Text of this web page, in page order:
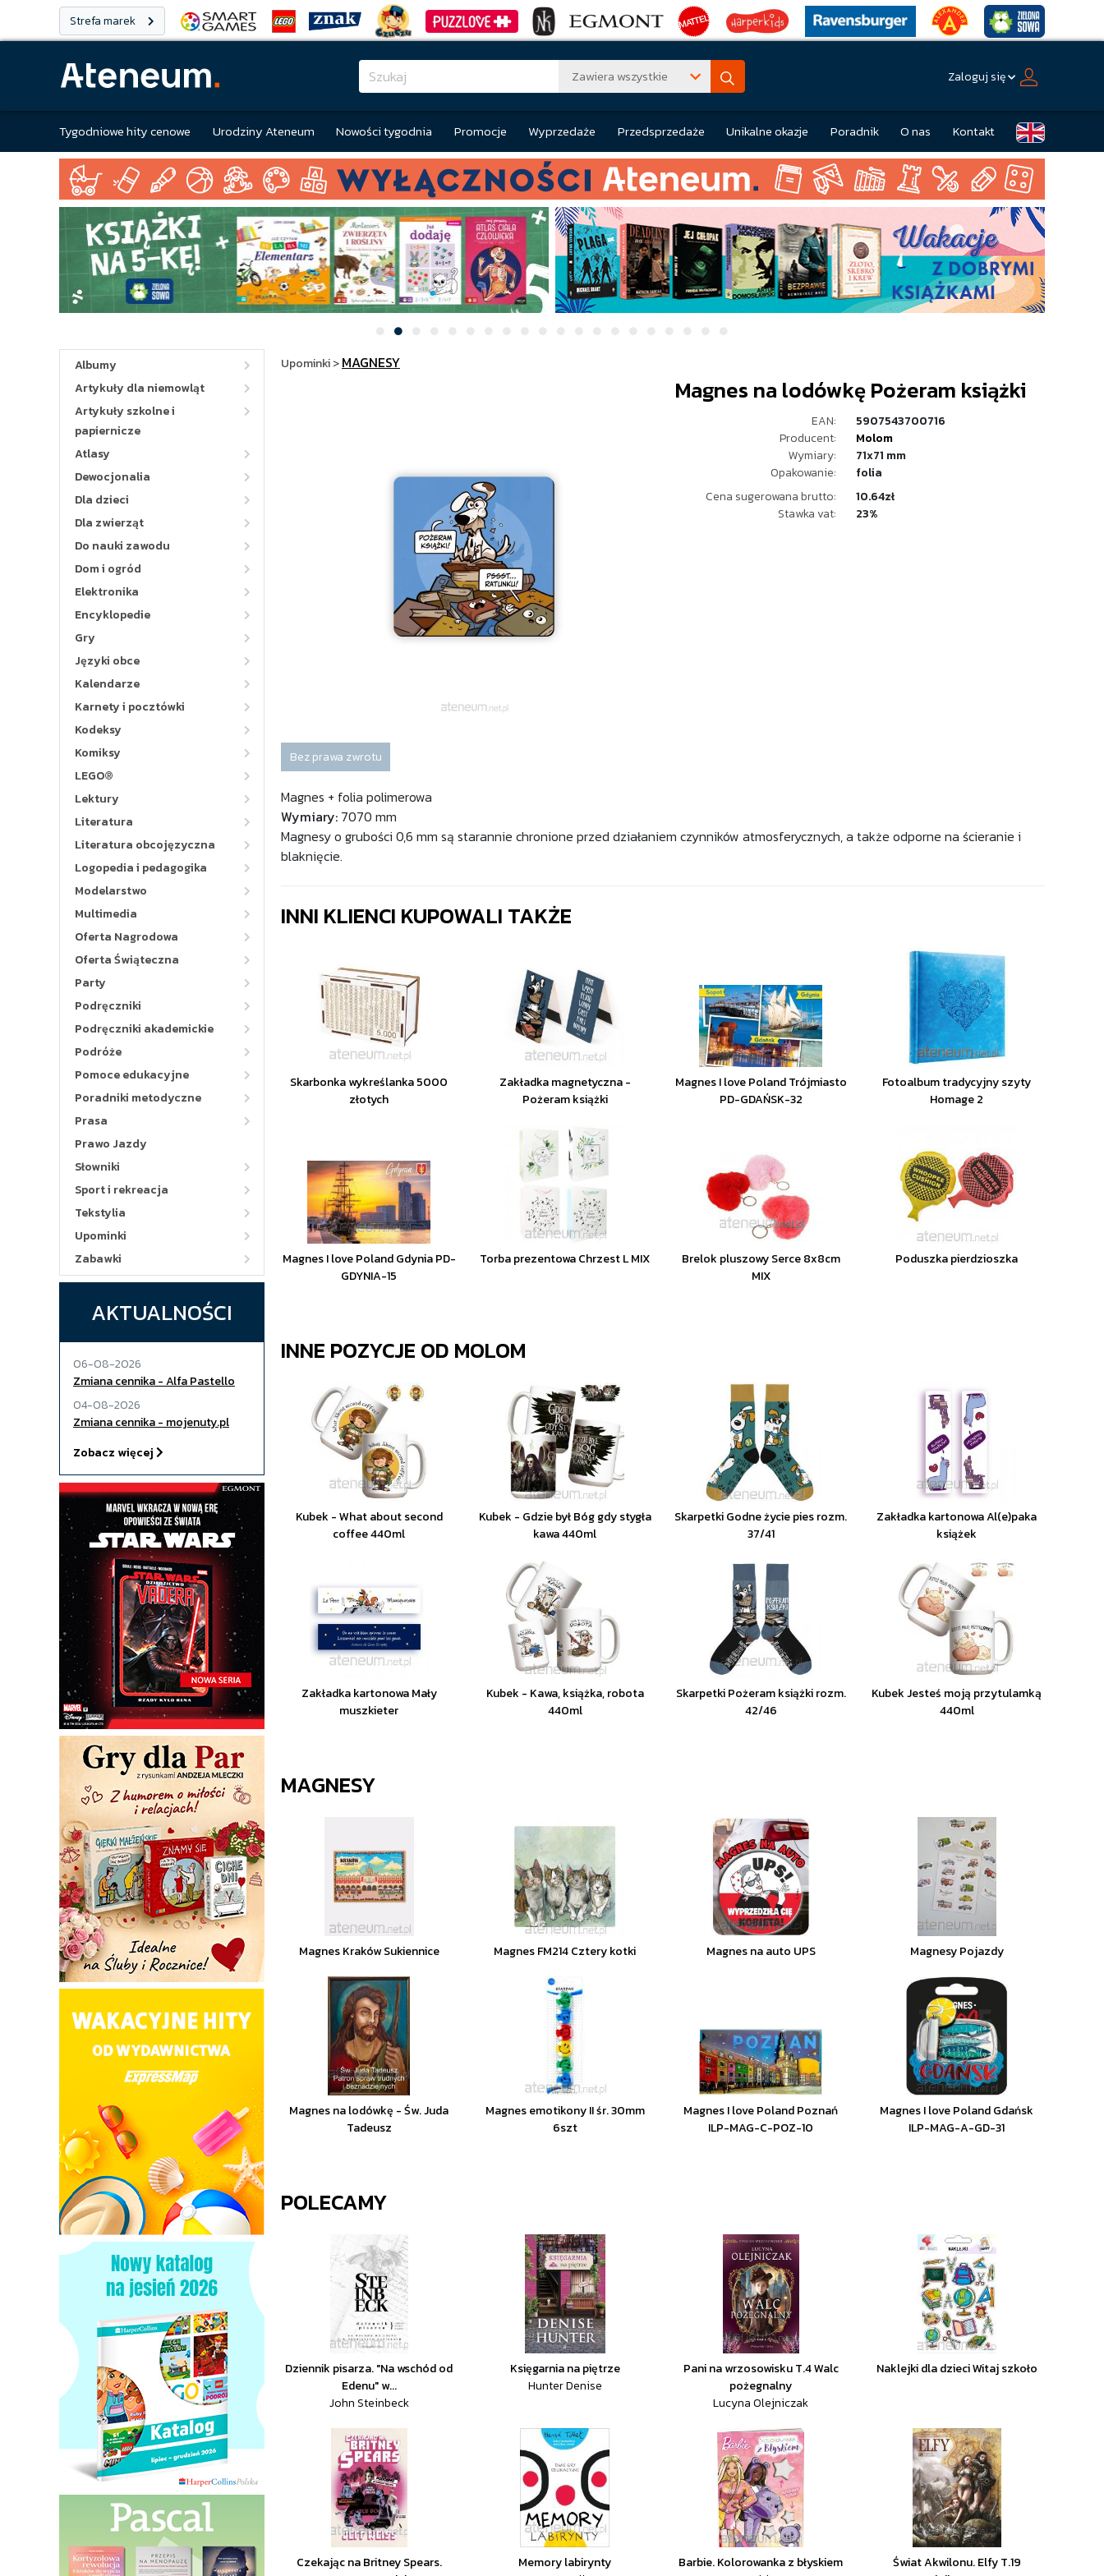
Strefa marek
Zawiera wszystkie Zaloguj się
Tygodniowe hity cenowe Urodziny Ateneum Nowości tygodnia Promocje Wyprzedaże Przedsprzedaże Unikalne okazje Poradnik O nas Kontakt
Albumy
Artykuły dla niemowląt
Artykuły szkolne i
papiernicze
Atlasy
Dewocjonalia
Dla dzieci
Dla zwierząt
Do nauki zawodu
Dom i ogród
Elektronika
Encyklopedie
Gry
Języki obce
Kalendarze
Karnety i pocztówki
Kodeksy
Komiksy
LEGO®
Lektury
Literatura
Literatura obcojęzyczna
Logopedia i pedagogika
Modelarstwo
Multimedia
Oferta Nagrodowa
Oferta Świąteczna
Party
Podręczniki
Podręczniki akademickie
Podróże
Pomoce edukacyjne
Poradniki metodyczne
Prasa
Prawo Jazdy
Słowniki
Sport i rekreacja
Tekstylia
Upominki
Zabawki
AKTUALNOŚCI
06-08-2026
Zmiana cennika - Alfa Pastello
04-08-2026
Zmiana cennika - mojenuty.pl
Zobacz więcej
Upominki>MAGNESY
Magnes na lodówkę Pożeram książki
EAN:
5907543700716
Producent:
Molom
Wymiary:
71x71 mm
Opakowanie:
folia
Cena sugerowana brutto:
10.64zł
Stawka vat:
23%
Bez prawa zwrotu
Magnes + folia polimerowa
Wymiary: 7070 mm
Magnesy o grubości 0,6 mm są starannie chronione przed działaniem czynników atmosferycznych, a także odporne na ścieranie i
blaknięcie.
INNI KLIENCI KUPOWALI TAKŻE
Skarbonka wykreślanka 5000
złotych
Zakładka magnetyczna -
Pożeram książki
Magnes I love Poland Trójmiasto
PD-GDAŃSK-32
Fotoalbum tradycyjny szyty
Homage 2
Magnes I love Poland Gdynia PD-
GDYNIA-15
Torba prezentowa Chrzest L MIX
Brelok pluszowy Serce 8x8cm
MIX
Poduszka pierdzioszka
INNE POZYCJE OD MOLOM
Kubek - What about second
coffee 440ml
Kubek - Gdzie był Bóg gdy stygła
kawa 440ml
Skarpetki Godne życie pies rozm.
37/41
Zakładka kartonowa Al(e)paka
książek
Zakładka kartonowa Mały
muszkieter
Kubek - Kawa, książka, robota
440ml
Skarpetki Pożeram książki rozm.
42/46
Kubek Jesteś moją przytulamką
440ml
MAGNESY
Magnes Kraków Sukiennice Magnes FM214 Cztery kotki Magnes na auto UPS Magnesy Pojazdy
Magnes na lodówkę - Św. Juda
Tadeusz
Magnes emotikony II śr. 30mm
6szt
Magnes I love Poland Poznań
ILP-MAG-C-POZ-10
Magnes I love Poland Gdańsk
ILP-MAG-A-GD-31
POLECAMY
Dziennik pisarza. "Na wschód od
Edenu" w...
John Steinbeck
Księgarnia na piętrze
Hunter Denise
Pani na wrzosowisku T.4 Walc
pożegnalny
Lucyna Olejniczak
Naklejki dla dzieci Witaj szkoło
Czekając na Britney Spears.
Memory labirynty
Barbie. Kolorowanka z błyskiem
Świat Akwilonu. Elfy T.19